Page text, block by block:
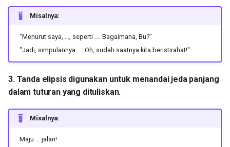
Kata Sandang si dan sang
kalimat diikuti dengan tanda
baca akhir kalimat berupa
tanda titik, tanda tanya, atau
Misalnya:
"Menurut saya, ..., seperti .... Bagaimana, Bu?"
"Jadi, simpulannya .... Oh, sudah saatnya kita beristirahat!"
3. Tanda elipsis digunakan untuk menandai jeda panjang
dalam tuturan yang dituliskan.
Misalnya:
Maju ... jalan!